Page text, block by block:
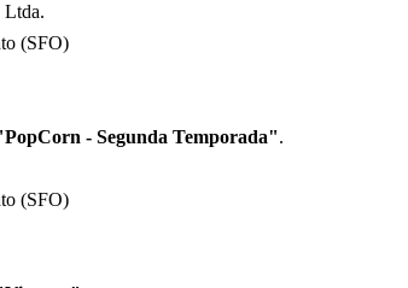
Ltda.
(SFO)
- Segunda Temporada".
(SFO)